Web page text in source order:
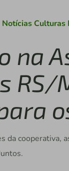
Notícias Culturas
na
RS/
da cooperativa,